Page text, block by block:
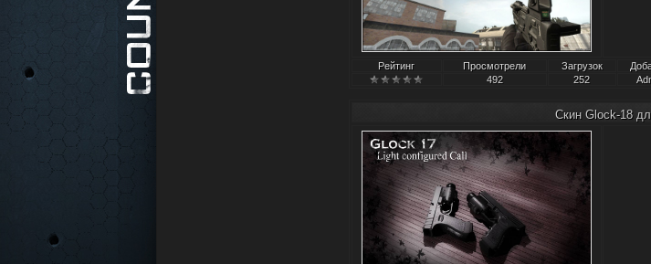
Рейтинг Просмотрели Загрузок
492
252
Скин Glock-18